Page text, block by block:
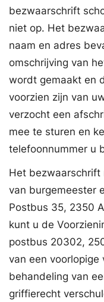
bezwaarschrift
niet op. Het
naam en adres
omschrijving van
wordt gemaakt en
voorzien zijn van
verzocht een
mee te sturen en
telefoonnummer u
Het bezwaarschrift
van burgemeester
Postbus 35, 2350
kunt u de
postbus 20302,
van een voorlopige
behandeling van
griffierecht